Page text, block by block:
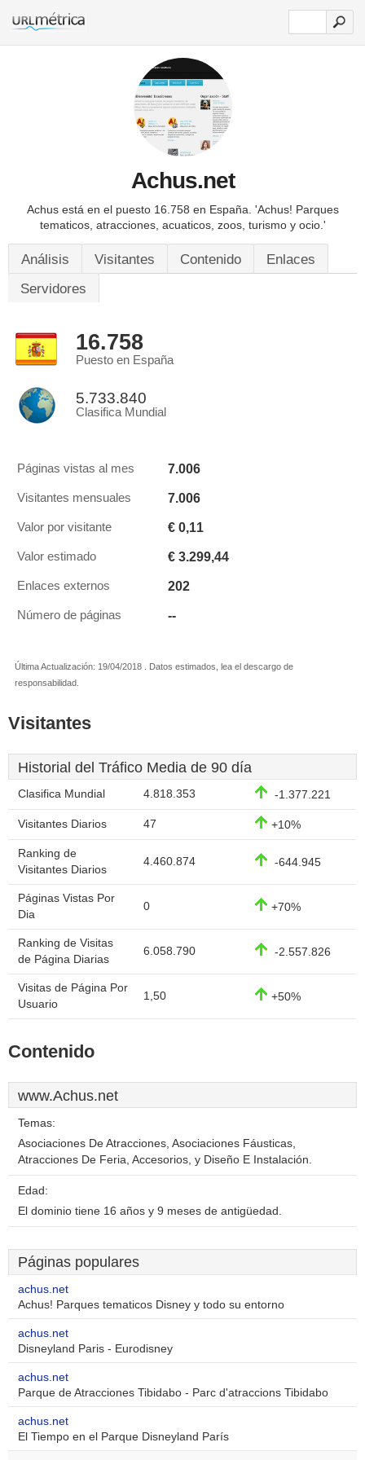
Achus.net
Achus está en el puesto 16.758 en España. 'Achus! Parques
tematicos, atracciones, acuaticos, zoos, turismo y ocio.'
Análisis Visitantes Contenido
Enlaces
Servidores
16.758
Puesto en España
5.733.840
Clasifica Mundial
Páginas vistas al mes 7.006
Visitantes mensuales 7.006
Valor por visitante € 0,11
Valor estimado € 3.299,44
Enlaces externos 202
Número de páginas --
Última Actualización: 19/04/2018 . Datos estimados, lea el descargo de
responsabilidad.
Visitantes
Historial del Tráfico Media de 90 día
Clasifica Mundial 4.818.353 -1.377.221
Visitantes Diarios 47 +10%
Ranking de
Visitantes Diarios
4.460.874 -644.945
Páginas Vistas Por
Dia
0 +70%
Ranking de Visitas
de Página Diarias
6.058.790 -2.557.826
Visitas de Página Por
Usuario
1,50 +50%
Contenido
www.Achus.net
Temas:
Asociaciones De Atracciones, Asociaciones Fáusticas,
Atracciones De Feria, Accesorios, y Diseño E Instalación.
Edad:
El dominio tiene 16 años y 9 meses de antigüedad.
Páginas populares
achus.net
Achus! Parques tematicos Disney y todo su entorno
achus.net
Disneyland Paris - Eurodisney
achus.net
Parque de Atracciones Tibidabo - Parc d'atraccions Tibidabo
achus.net
El Tiempo en el Parque Disneyland París